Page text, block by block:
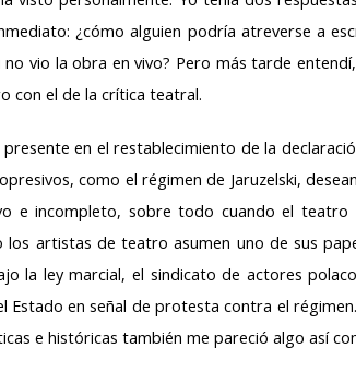
¿cómo alguien podría atreverse a
no vio la obra en vivo? Pero más tarde
con el de la crítica teatral.
en el restablecimiento de la
como el régimen de Jaruzelski,
e incompleto, sobre todo cuando el teatro
los artistas de teatro asumen uno de sus
la ley marcial, el sindicato de actores
Estado en señal de protesta contra el
e históricas también me pareció algo así